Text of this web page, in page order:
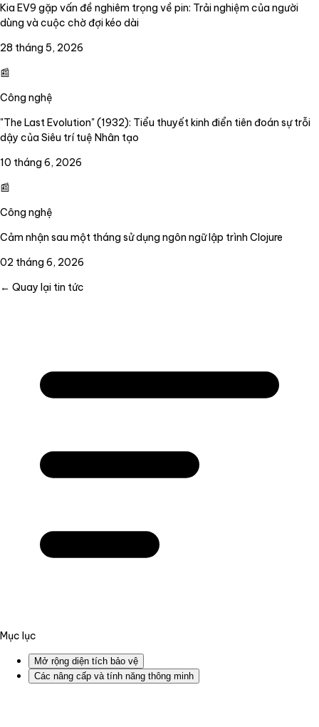
Kia EV9 gặp vấn đề nghiêm trọng về pin: Trải nghiệm của người
dùng và cuộc chờ đợi kéo dài
28 tháng 5, 2026
📰
Công nghệ
"The Last Evolution" (1932): Tiểu thuyết kinh điển tiên đoán sự trỗi
dậy của Siêu trí tuệ Nhân tạo
10 tháng 6, 2026
📰
Công nghệ
Cảm nhận sau một tháng sử dụng ngôn ngữ lập trình Clojure
02 tháng 6, 2026
← Quay lại tin tức
Mục lục
Mở rộng diện tích bảo vệ
Các nâng cấp và tính năng thông minh